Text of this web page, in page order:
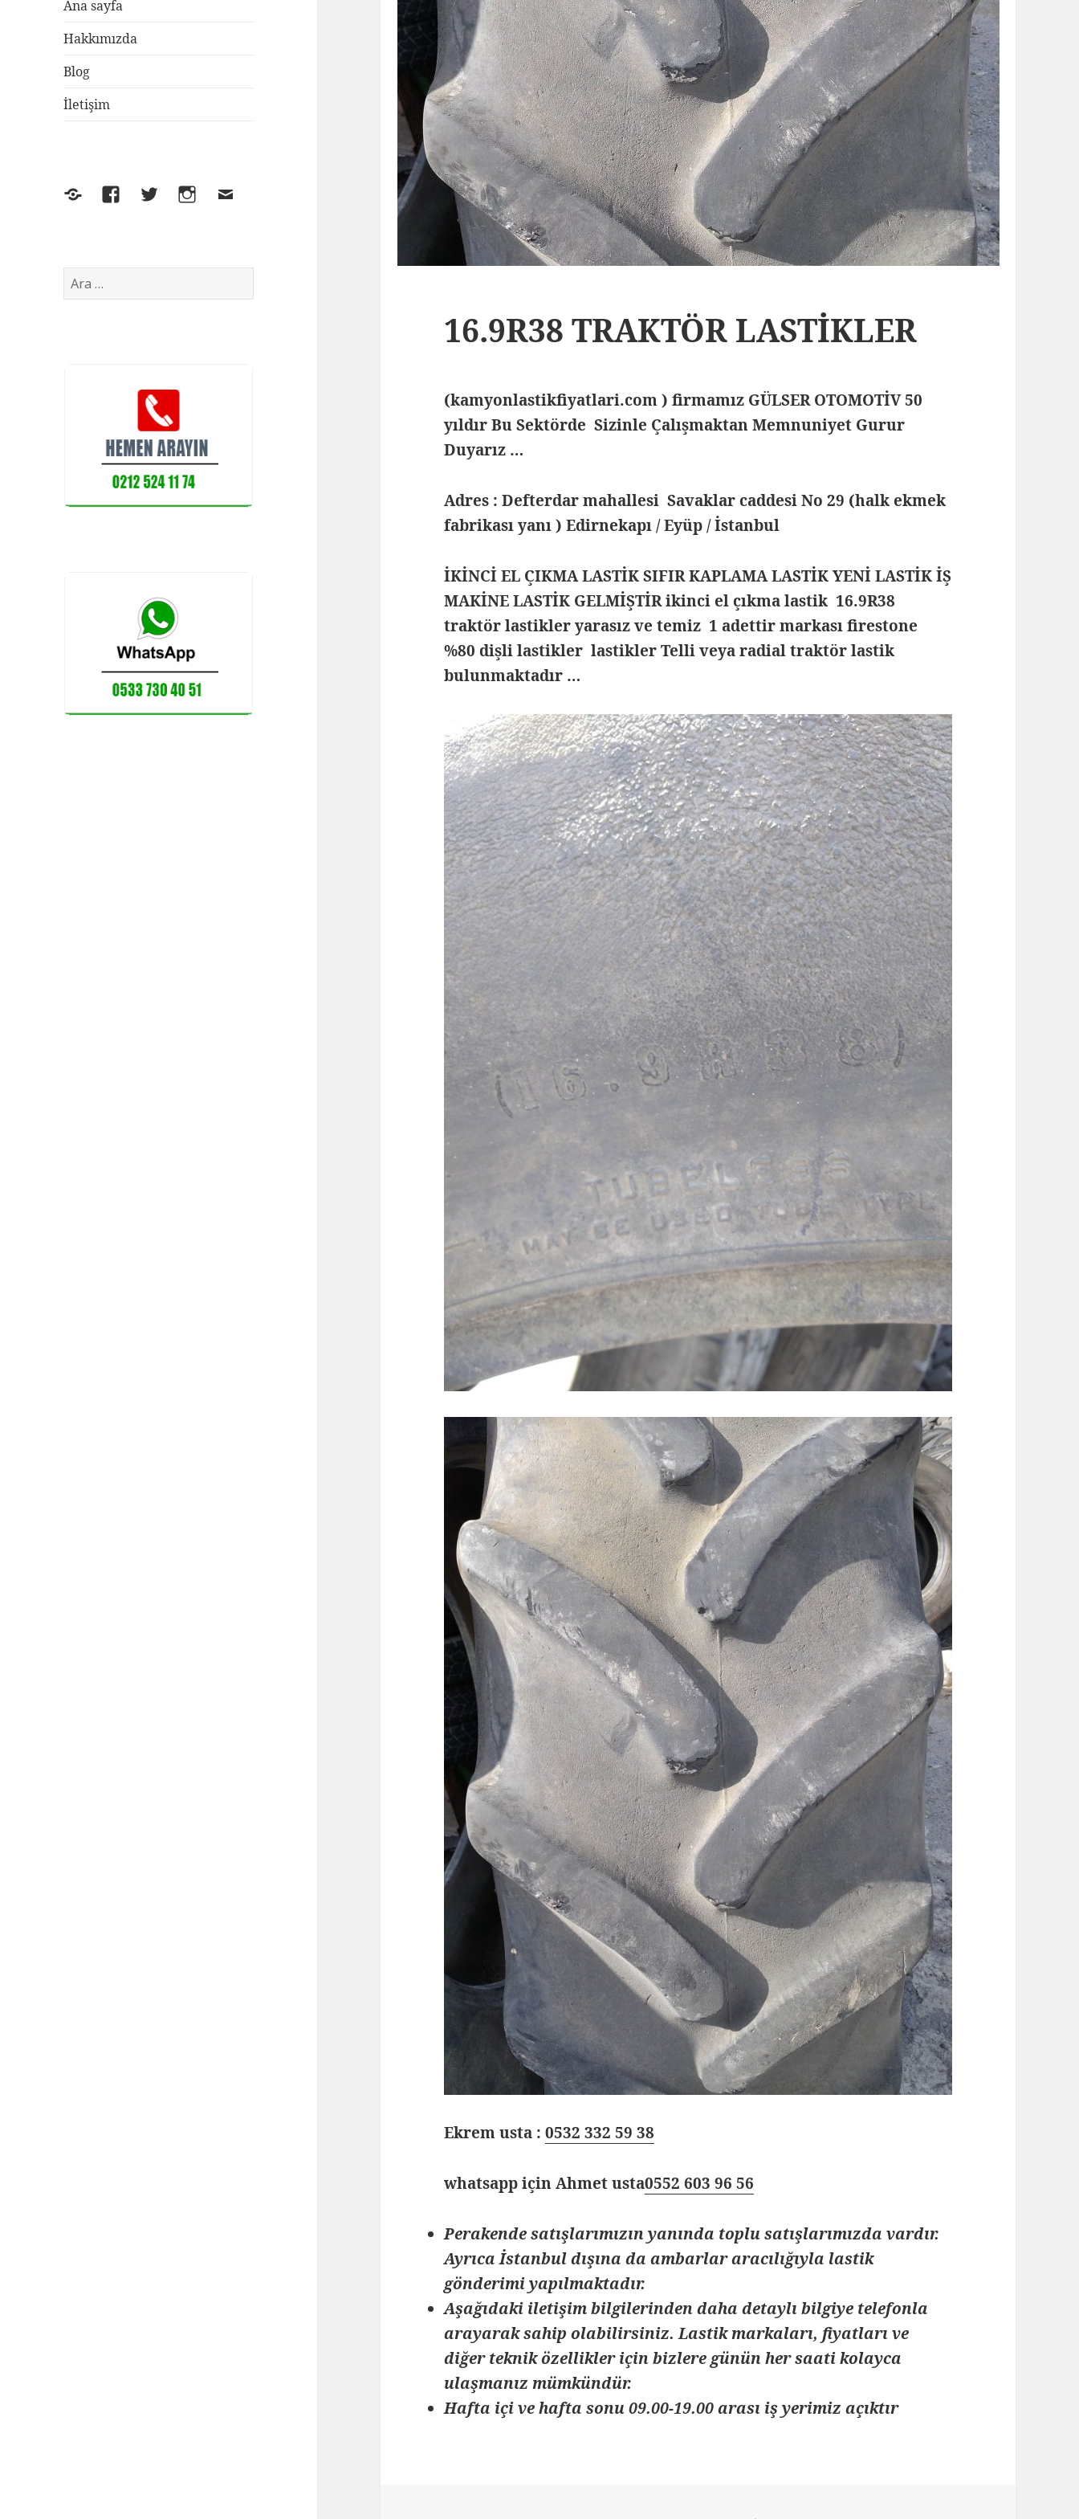
Ana sayfa
Hakkımızda
Blog
İletişim
Yelp FacebookTwitterInstagram
E-
Arama:
16.9R38 TRAKTÖR LASTİKLER
(kamyonlastikfiyatlari.com ) firmamız GÜLSER OTOMOTİV 50
yıldır Bu Sektörde Sizinle Çalışmaktan Memnuniyet Gurur
Duyarız …
Adres : Defterdar mahallesi Savaklar caddesi No 29 (halk ekmek
fabrikası yanı ) Edirnekapı / Eyüp / İstanbul
İKİNCİ EL ÇIKMA LASTİK SIFIR KAPLAMA LASTİK YENİ LASTİK İŞ
MAKİNE LASTİK GELMİŞTİR ikinci el çıkma lastik 16.9R38
traktör lastikler yarasız ve temiz 1 adettir markası firestone
%80 dişli lastikler lastikler Telli veya radial traktör lastik
bulunmaktadır …
Ekrem usta :0532 332 59 38
whatsapp için Ahmet usta0552 603 96 56
Perakende satışlarımızın yanında toplu satışlarımızda vardır.
Ayrıca İstanbul dışına da ambarlar aracılığıyla lastik
gönderimi yapılmaktadır.
Aşağıdaki iletişim bilgilerinden daha detaylı bilgiye telefonla
arayarak sahip olabilirsiniz. Lastik markaları, fiyatları ve
diğer teknik özellikler için bizlere günün her saati kolayca
ulaşmanız mümkündür.
Hafta içi ve hafta sonu 09.00-19.00 arası iş yerimiz açıktır